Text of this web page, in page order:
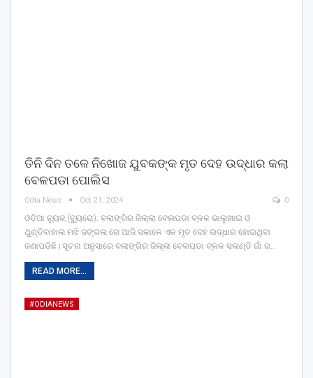
ତିନି ଦିନ ତଳେ ନିଖୋଜ ଯୁବକଙ୍କ ମୃତ ଦେହ ଉଦ୍ଧାର କଲା
ବେଳପଡା ପୋଲିସ
Odia News Oct 21, 2024 0
ଓଡ଼ିଆ ନ୍ୟୁଜ,(ବ୍ୟୁରୋ): ବଲାଙ୍ଗିର ଜିଲ୍ଲା ବେଲପଡା ବ୍ଳକ ଭାଲୁଖାଇ ଓ
ଥୁଣ୍ଡିବାହାଲ ମଝି ଜଙ୍ଗଲ ରେ ଆଜି ସକାଳେ ଏକ ମୃତ ଦେହ ଉଦ୍ଧାର ହୋଇଥିବା
ଜଣାପଡିଛି। ସୂଚନା ଅନୁସାରେ ବଲାଙ୍ଗିର ଜିଲ୍ଲା ବେଲପଡା ବ୍ଳକ ସଲଣ୍ଡି ଗାଁ ର…
READ MORE...
#ODIANEWS